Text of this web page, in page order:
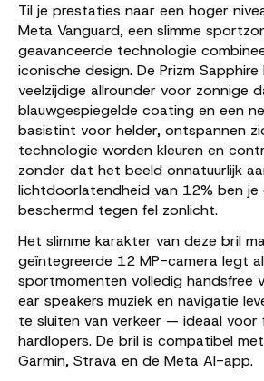
Til je prestaties naar een hoger
Meta Vanguard, een slimme
geavanceerde technologie
iconische design. De Prizm Sapphire
veelzijdige allrounder voor zonnige
blauwgespiegelde coating en een
basistint voor helder, ontspannen
technologie worden kleuren en
zonder dat het beeld onnatuurlijk
lichtdoorlatendheid van 12% ben je
beschermd tegen fel zonlicht.
Het slimme karakter van deze bril
geïntegreerde 12 MP-camera legt
sportmomenten volledig handsfree
ear speakers muziek en navigatie
te sluiten van verkeer — ideaal voor
hardlopers. De bril is compatibel
Garmin, Strava en de Meta AI-app.